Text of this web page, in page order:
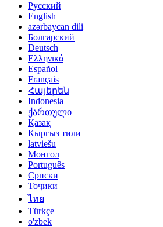
Русский
English
azərbaycan dili
Болгарский
Deutsch
Ελληνικά
Español
Français
Հայերեն
Indonesia
ქართული
Қазақ
Кыргыз тили
latviešu
Монгол
Português
Српски
Тоҷикӣ
ไทย
Türkçe
o'zbek